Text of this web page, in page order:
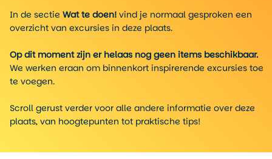
In de sectie Wat te doen! vind je normaal gesproken een
overzicht van excursies in deze plaats.
Op dit moment zijn er helaas nog geen items beschikbaar.
We werken eraan om binnenkort inspirerende excursies toe
te voegen.
Scroll gerust verder voor alle andere informatie over deze
plaats, van hoogtepunten tot praktische tips!